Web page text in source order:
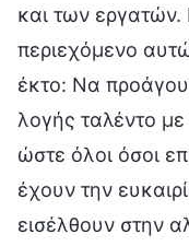
και των εργατών.
περιεχόμενο
έκτο: Να
λογής ταλέντο
ώστε όλοι όσοι
έχουν την
εισέλθουν στην